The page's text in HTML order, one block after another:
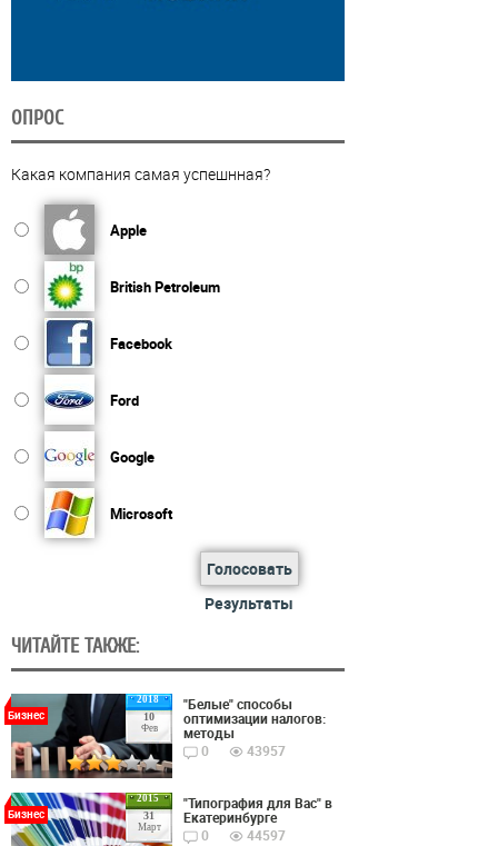
ОПРОС
Какая компания самая успешнная?
Apple
British Petroleum
Facebook
Ford
Google
Microsoft
Голосовать
Результаты
ЧИТАЙТЕ ТАКЖЕ:
2018
10
Фев
Бизнес
"Белые" способы
оптимизации налогов:
методы
0
43957
2015
31
Март
Бизнес
"Типография для Вас" в
Екатеринбурге
0
44597